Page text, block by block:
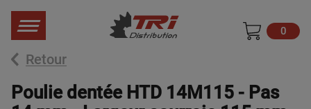
0
Retour
Poulie dentée HTD 14M115 - Pas